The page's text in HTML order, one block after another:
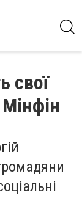
свої